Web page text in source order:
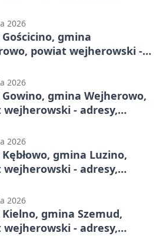
2026
gmina
powiat wejherowski -
2026
gmina Wejherowo,
wejherowski - adresy,
2026
gmina Luzino,
wejherowski - adresy,
2026
gmina Szemud,
wejherowski - adresy,